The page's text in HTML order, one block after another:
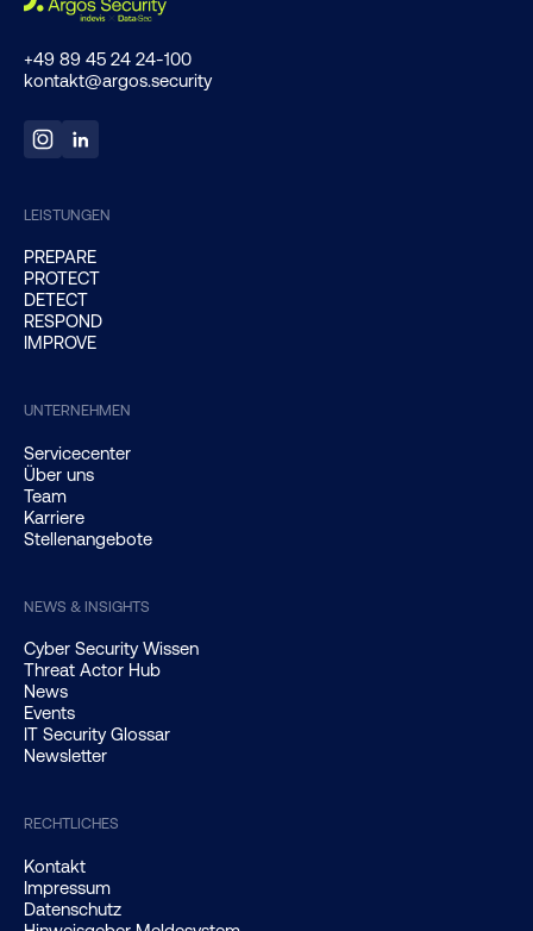
+49 89 45 24 24-100
kontakt@argos.security
LEISTUNGEN
PREPARE
PROTECT
DETECT
RESPOND
IMPROVE
UNTERNEHMEN
Servicecenter
Über uns
Team
Karriere
Stellenangebote
NEWS & INSIGHTS
Cyber Security Wissen
Threat Actor Hub
News
Events
IT Security Glossar
Newsletter
RECHTLICHES
Kontakt
Impressum
Datenschutz